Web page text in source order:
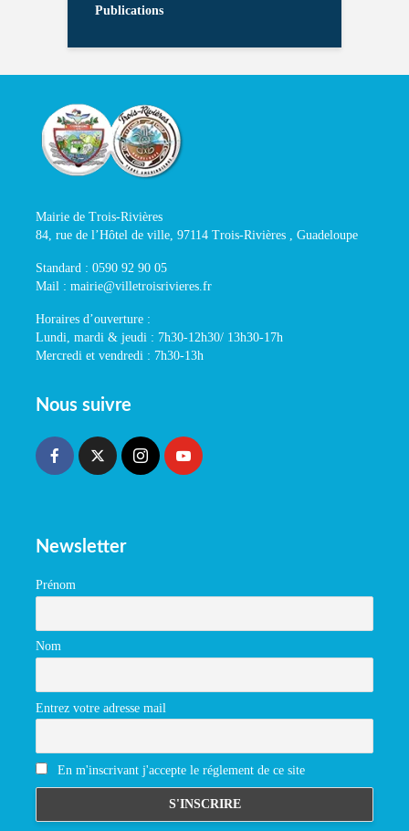
Publications
Mairie de Trois-Rivières
84, rue de l’Hôtel de ville, 97114 Trois-Rivières , Guadeloupe
Standard : 0590 92 90 05
Mail : mairie@villetroisrivieres.fr
Horaires d’ouverture :
Lundi, mardi & jeudi : 7h30-12h30/ 13h30-17h
Mercredi et vendredi : 7h30-13h
Nous suivre
Newsletter
Prénom
Nom
Entrez votre adresse mail
En m'inscrivant j'accepte le réglement de ce site